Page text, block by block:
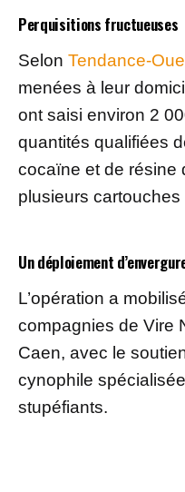
Perquisitions fructueuses
Selon Tendance-
menées à leur
ont saisi environ 2
quantités qualifiées
cocaïne et de résine
plusieurs
Un déploiement
L’opération a
compagnies de Vire
Caen, avec le
cynophile
stupéfiants.